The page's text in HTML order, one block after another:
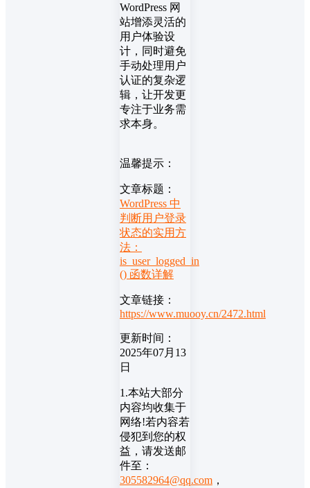
WordPress 网
站增添灵活的
用户体验设
计，同时避免
手动处理用户
认证的复杂逻
辑，让开发更
专注于业务需
求本身。
温馨提示：
文章标题：
WordPress 中
判断用户登录
状态的实用方
法：
is_user_logged_in
() 函数详解
文章链接：
https://www.muooy.cn/2472.html
更新时间：
2025年07月13
日
1.本站大部分
内容均收集于
网络!若内容若
侵犯到您的权
益，请发送邮
件至：
305582964@qq.com ，